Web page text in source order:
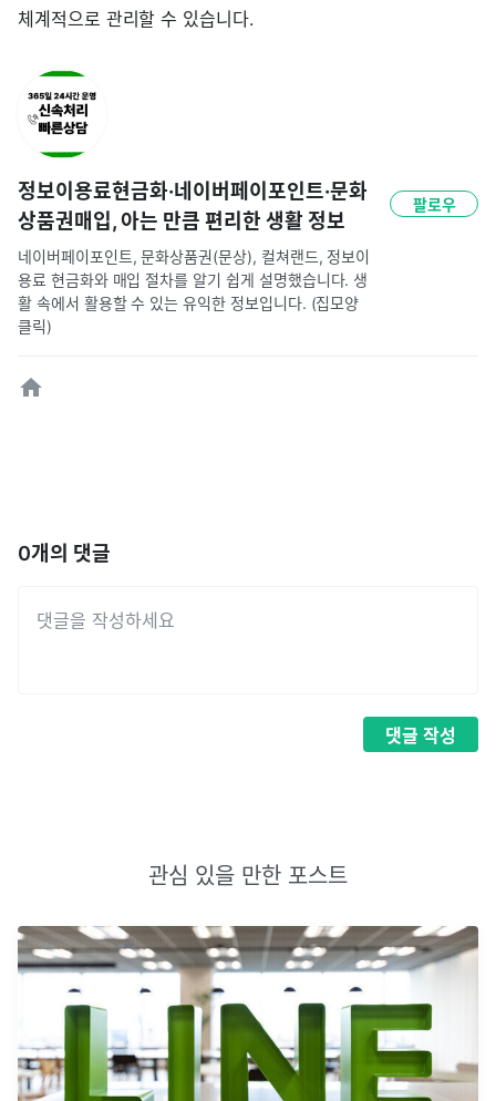
체계적으로 관리할 수 있습니다.
정보이용료현금화·네이버페이포인트·문화
상품권매입, 아는 만큼 편리한 생활 정보
네이버페이포인트, 문화상품권(문상), 컬쳐랜드, 정보이
용료 현금화와 매입 절차를 알기 쉽게 설명했습니다. 생
활 속에서 활용할 수 있는 유익한 정보입니다. (집모양
클릭)
팔로우
0개의 댓글
댓글 작성
관심 있을 만한 포스트